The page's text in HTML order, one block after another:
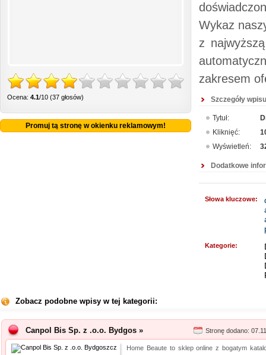
Ocena: 4.1/10 (37 głosów)
Promuj tą stronę w okienku reklamowym!
Wykaz
z
zakresem
Szczegóły
Tytuł:
Kliknięć:
Wyświetleń:
Dodatkowe
Słowa kluczowe:
Kategorie:
Zobacz podobne wpisy w tej kategorii:
Canpol Bis Sp. z .o.o. Bydgos » Stronę dodano:
Home Beaute to sklep online z bogatym